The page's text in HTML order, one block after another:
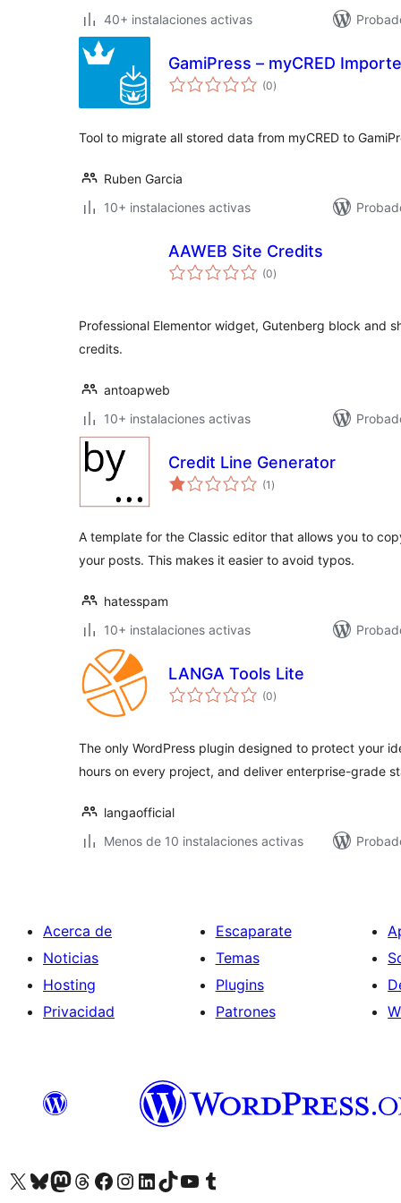
40+ instalaciones activas
GamiPress – myCRED
(0total
de
)
Tool to migrate all stored data from myCRED to
Ruben Garcia
10+ instalaciones activas
AAWEB Site Credits
(0total
de
)
Professional Elementor widget, Gutenberg block and
credits.
antoapweb
10+ instalaciones activas
Credit Line Generator
(1 total
de
)
A template for the Classic editor that allows you to
your posts. This makes it easier to avoid typos.
hatesspam
10+ instalaciones activas
LANGA Tools Lite
(0total
de
)
The only WordPress plugin designed to protect your
hours on every project, and deliver enterprise-grade
langaofficial
Menos de 10 instalaciones activas
Acerca de
Noticias
Hosting
Privacidad
Escaparate
Temas
Plugins
Patrones
Visitá nuestra cuenta de X (anteriormente Twitter)
Visitá nuestra cuenta de Bluesky
Visitá nuestra cuenta de Mastodon
Visitá nuestra cuenta de Threads
Visitá nuestra página de Facebook
Visitá nuestra cuenta de Instagram
Visitá nuestra cuenta de LinkedIn
Visitá nuestra cuenta de TikTok
Visitá nuestro canal de YouTube
Visitá nuestra cuenta de Tumblr